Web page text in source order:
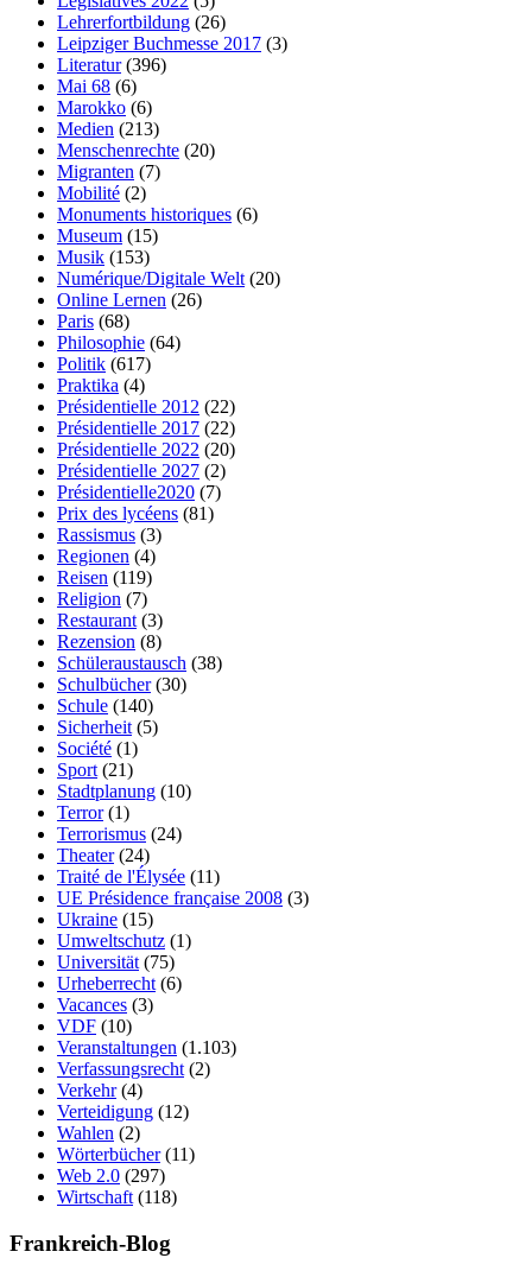
Lehrerfortbildung (26)
Leipziger Buchmesse 2017 (3)
Literatur(396)
Mai 68 (6)
Marokko (6)
Medien (213)
Menschenrechte (20)
Migranten (7)
Mobilité (2)
Monuments historiques (6)
Museum (15)
Musik (153)
Numérique/Digitale Welt (20)
Online Lernen (26)
Paris (68)
Philosophie (64)
Politik (617)
Praktika (4)
Présidentielle 2012 (22)
Présidentielle 2017 (22)
Présidentielle 2022 (20)
Présidentielle 2027 (2)
Présidentielle2020 (7)
Prix des lycéens (81)
Rassismus (3)
Regionen (4)
Reisen (119)
Religion (7)
Restaurant (3)
Rezension (8)
Schüleraustausch (38)
Schulbücher(30)
Schule (140)
Sicherheit (5)
Société (1)
Sport (21)
Stadtplanung (10)
Terror(1)
Terrorismus (24)
Theater(24)
Traité de l'Élysée (11)
UE Présidence française 2008 (3)
Ukraine (15)
Umweltschutz (1)
Universität (75)
Urheberrecht (6)
Vacances (3)
VDF (10)
Veranstaltungen (1.103)
Verfassungsrecht (2)
Verkehr(4)
Verteidigung (12)
Wahlen (2)
Wörterbücher(11)
Web 2.0 (297)
Wirtschaft (118)
Frankreich-Blog